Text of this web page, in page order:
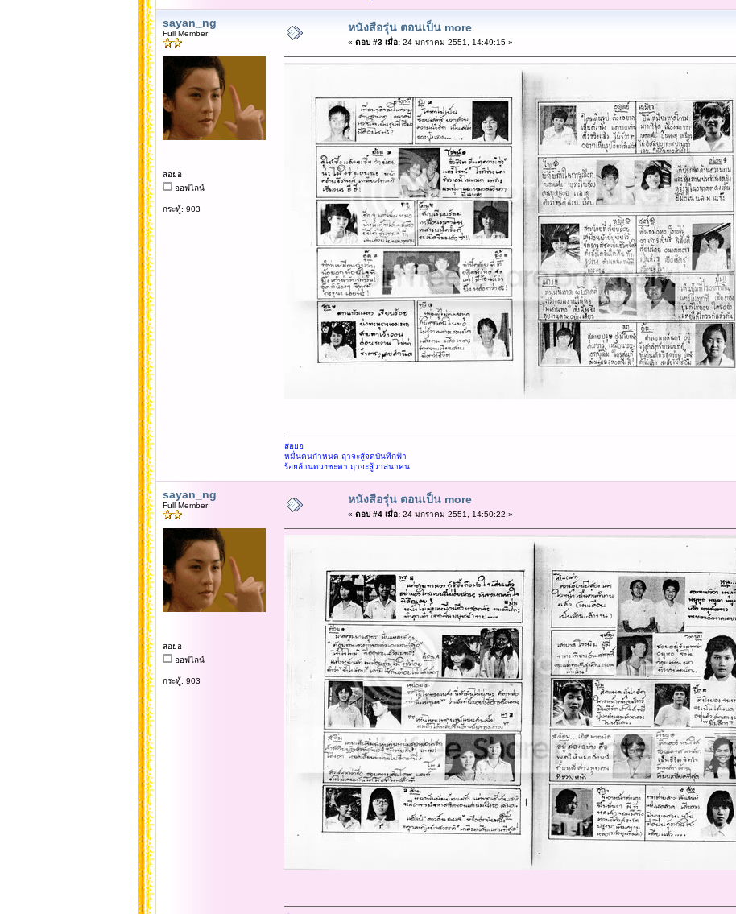
sayan_ng
Full Member
สอยอ
ออฟไลน์
กระทู้: 903
หนังสือรุ่น ตอนเป็น more
« ตอบ #3 เมื่อ:24 มกราคม 2551, 14:49:15 »
สอยอ
หมื่นคนกำหนด ฤาจะสู้จดบันทึกฟ้า
ร้อยล้านดวงชะตา ฤาจะสู้วาสนาคน
sayan_ng
Full Member
สอยอ
ออฟไลน์
กระทู้: 903
หนังสือรุ่น ตอนเป็น more
« ตอบ #4 เมื่อ:24 มกราคม 2551, 14:50:22 »